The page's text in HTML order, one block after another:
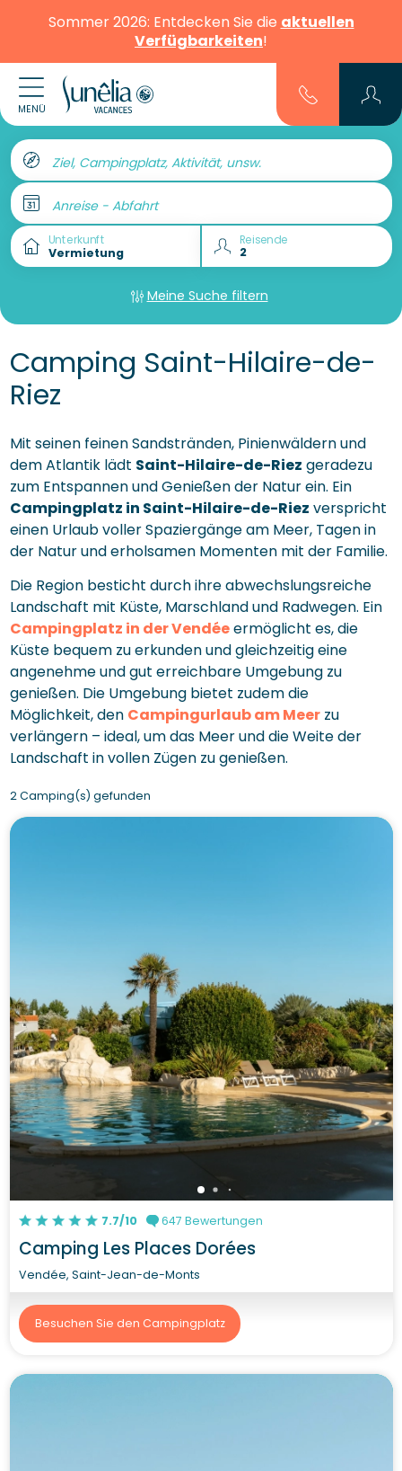
Sommer 2026: Entdecken Sie die aktuellen
Verfügbarkeiten!
MENÜ
Ziel, Campingplatz, Aktivität, unsw.
Anreise - Abfahrt
Unterkunft Reisende
Meine Suche filtern
Camping Saint-Hilaire-de-
Riez
Mit seinen feinen Sandstränden, Pinienwäldern und
dem Atlantik lädt Saint-Hilaire-de-Riez geradezu
zum Entspannen und Genießen der Natur ein. Ein
Campingplatz in Saint-Hilaire-de-Riez verspricht
einen Urlaub voller Spaziergänge am Meer, Tagen in
der Natur und erholsamen Momenten mit der Familie.
Die Region besticht durch ihre abwechslungsreiche
Landschaft mit Küste, Marschland und Radwegen. Ein
Campingplatz in der Vendéeermöglicht es, die
Küste bequem zu erkunden und gleichzeitig eine
angenehme und gut erreichbare Umgebung zu
genießen. Die Umgebung bietet zudem die
Möglichkeit, den Campingurlaub am Meerzu
verlängern – ideal, um das Meer und die Weite der
Landschaft in vollen Zügen zu genießen.
2 Camping(s) gefunden
7.7/10 647 Bewertungen
Camping Les Places Dorées
Vendée, Saint-Jean-de-Monts
Besuchen Sie den Campingplatz